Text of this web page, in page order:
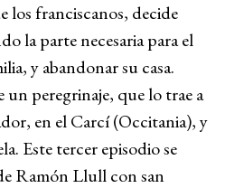
los franciscanos, decide
la parte necesaria para el
y abandonar su casa.
peregrinaje, que lo trae a
en el Carcí (Occitania), y
Este tercer episodio se
Ramón Llull con san